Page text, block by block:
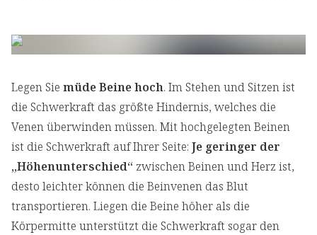
Legen Sie müde Beine hoch. Im Stehen und Sitzen ist
die Schwerkraft das größte Hindernis, welches die
Venen überwinden müssen. Mit hochgelegten Beinen
ist die Schwerkraft auf Ihrer Seite: Je geringer der
„Höhenunterschied“ zwischen Beinen und Herz ist,
desto leichter können die Beinvenen das Blut
transportieren. Liegen die Beine höher als die
Körpermitte unterstützt die Schwerkraft sogar den